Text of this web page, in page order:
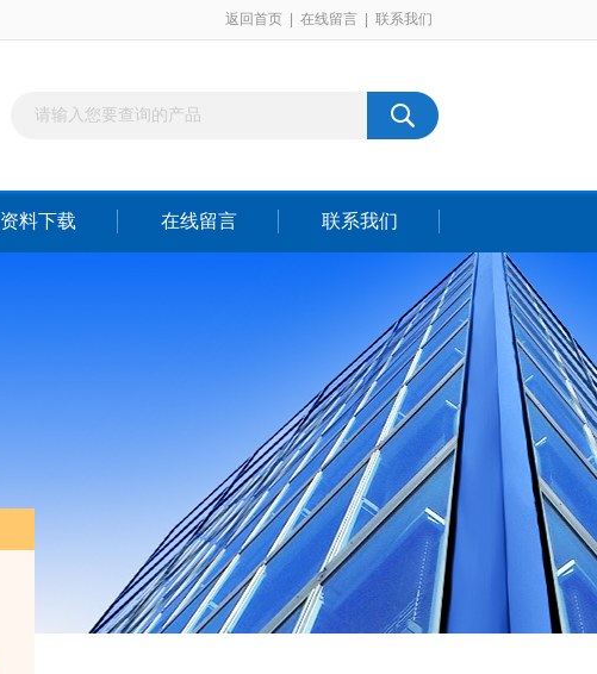
返回首页 在线留言 联系我们
资料下载 在线留言 联系我们